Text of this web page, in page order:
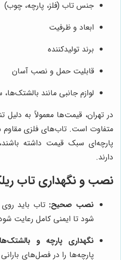
جنس تاب (فلز، پارچه، چوب)
ابعاد و ظرفیت
برند تولیدکننده
قابلیت حمل و نصب آسان
لوازم جانبی مانند
در تهران، قیمت‌ها معمولاً به
متفاوت است. تاب‌های فلزی مقاوم
پارچه‌ای سبک قیمت داشته
دارند.
نصب و نگهداری تاب
نصب صحیح: تاب باید
شود تا ایمنی کامل رعایت
نگهداری پارچه و
پارچه‌ها را در فصل‌های